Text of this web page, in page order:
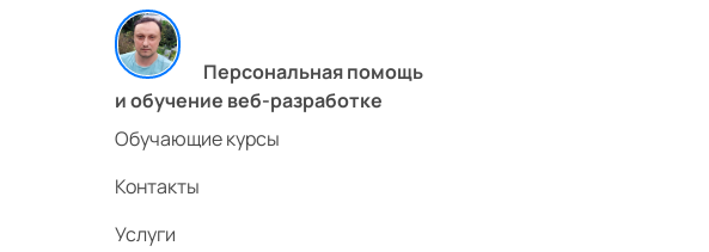
Персональная помощь
и обучение веб-разработке
Обучающие курсы
Контакты
Услуги